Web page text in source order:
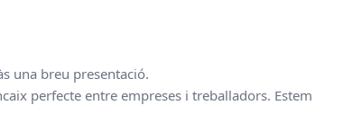
una breu presentació.
perfecte entre empreses i treballadors. Estem